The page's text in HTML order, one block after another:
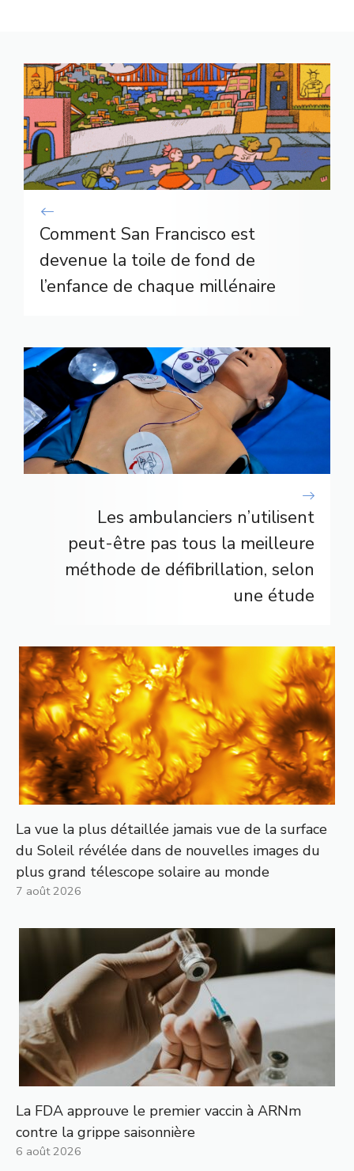
Comment San Francisco est
devenue la toile de fond de
l’enfance de chaque millénaire
Les ambulanciers n’utilisent
peut-être pas tous la meilleure
méthode de défibrillation, selon
une étude
La vue la plus détaillée jamais vue de la surface
du Soleil révélée dans de nouvelles images du
plus grand télescope solaire au monde
7 août 2026
La FDA approuve le premier vaccin à ARNm
contre la grippe saisonnière
6 août 2026